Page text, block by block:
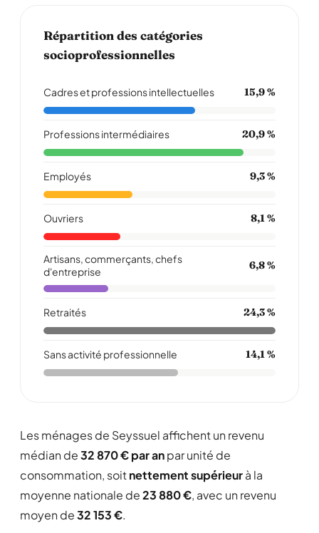
Répartition des catégories
socioprofessionnelles
Cadres et professions intellectuelles 15,9 %
Professions intermédiaires 20,9 %
Employés 9,3 %
Ouvriers 8,1 %
Artisans, commerçants, chefs
d'entreprise
6,8 %
Retraités 24,3 %
Sans activité professionnelle 14,1 %
Les ménages de Seyssuel affichent un revenu
médian de32 870 € par anpar unité de
consommation, soitnettement supérieurà la
moyenne nationale de23 880 €, avec un revenu
moyen de32 153 €.